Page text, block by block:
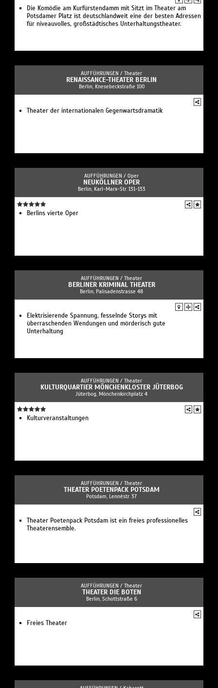
Die Komödie am Kurfürstendamm mit Sitzt im Theater am
Potsdamer Platz ist deutschlandweit eine der besten Adressen
für niveauvolles, großstädtisches Unterhaltungstheater.
AUFFÜHRUNGEN / Theater
RENAISSANCE-THEATER BERLIN
Berlin, Knesebeckstraße 100
Theater der internationalen Gegenwartsdramatik
AUFFÜHRUNGEN / Oper
NEUKÖLLNER OPER
Berlin, Karl-Marx-Str. 131-133
Berlins vierte Oper
AUFFÜHRUNGEN / Theater
BERLINER KRIMINAL THEATER
Berlin, Palisadenstrasse 48
Elektrisierende Spannung, fesselnde Storys mit
überraschenden Wendungen und mörderisch gute
Unterhaltung
AUFFÜHRUNGEN / Theater
KULTURQUARTIER MÖNCHENKLOSTER JÜTERBOG
Jüterbog, Mönchenkirchplatz 4
Kulturveranstaltungen
AUFFÜHRUNGEN / Theater
THEATER POETENPACK POTSDAM
Potsdam, Lennéstr. 37
Theater Poetenpack Potsdam ist ein freies professionelles
Theaterensemble.
AUFFÜHRUNGEN / Theater
THEATER DIE BOTEN
Berlin, Schottstraße 6
Freies Theater